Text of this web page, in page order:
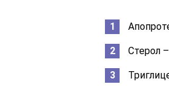
Стерол